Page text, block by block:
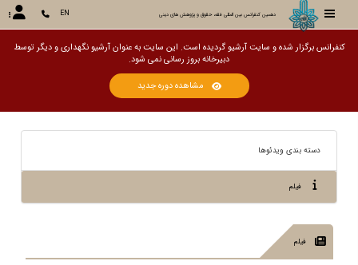
دهمین کنفرانس بین المللی فقه، حقوق و پژوهش های دینی EN
کنفرانس برگزار شده و سایت آرشیو گردیده است. این سایت به عنوان آرشیو نگهداری و دیگر توسط
دبیرخانه بروز رسانی نمی ش
مشاهده دوره جدید
دسته بندی ویدئوها
فیلم
فیلم